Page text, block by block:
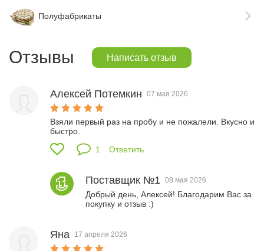
Полуфабрикаты
Отзывы Написать отзыв
Алексей Потемкин 07 мая 2026
Взяли первый раз на пробу и не пожалели. Вкусно и
быстро.
1
Ответить
Поставщик №1 08 мая 2026
Добрый день, Алексей! Благодарим Вас за
покупку и отзыв :)
Яна 17 апреля 2026